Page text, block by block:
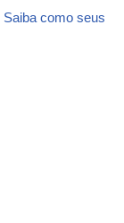
Saiba como seus